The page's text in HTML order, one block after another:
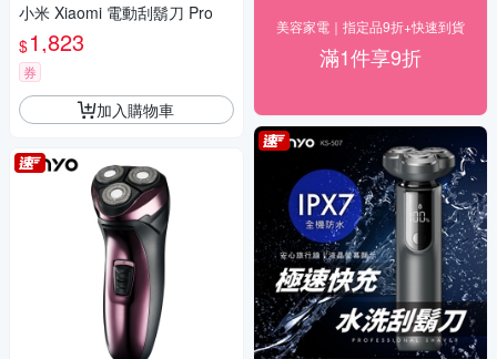
小米 Xiaomi 電動刮鬍刀 Pro
$1,823
券
加入購物車
美容家電｜指定品9折+快速到貨
滿1件享9折